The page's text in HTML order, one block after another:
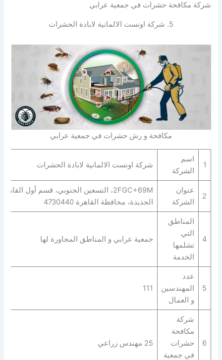
شركة مكافحة حشرات في جمعية عرابي
5. شركة اونست الالمانية لابادة الحشرات
مكافحة و رش حشرات في جمعية عرابي
1
اسم
الشركة
شركة اونست الالمانية لابادة الحشرات
2
عنوان
الشركة
2FGC+69M، التسعين الجنوبي، قسم أول القاهرة
الجديدة، محافظة القاهرة‬ 4730440
4
المناطق
التي
تشلمها
الخدمة
جمعية عرابي و المناطق المجاورة لها
5
عدد
المهندسين
و العمال
111
6
شركة
مكافحة
حشرات
في جمعية
25 مهندس زراعي